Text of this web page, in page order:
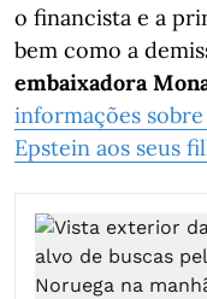
o financista e a
bem como a
embaixadora
informações
Epstein aos seus